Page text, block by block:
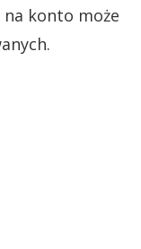
konto może